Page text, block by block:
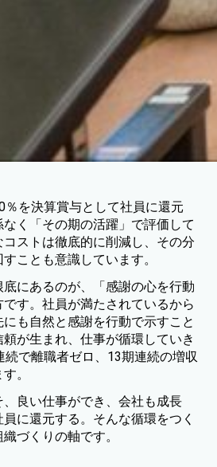
％を決算賞与として社員に還元
く「その期の活躍」で評価して
ストは徹底的に削減し、その分
ことも意識しています。
にあるのが、「感謝の心を行動
す。社員が満たされているから
も自然と感謝を行動で示すこと
が生まれ、仕事が循環していき
続で離職者ゼロ、13期連続の増収
。
良い仕事ができ、会社も成長
に還元する。そんな循環をつく
づくりの軸です。